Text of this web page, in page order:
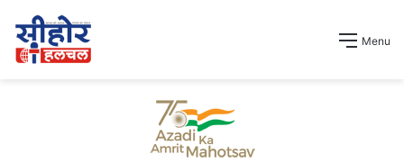
Menu